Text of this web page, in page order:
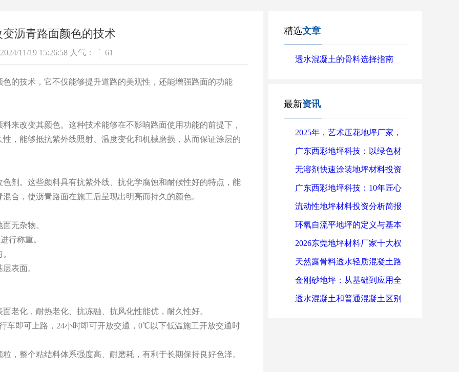
沥青路面颜色的技术
11/19 15:26:58 人气： 61
的技术，它不仅能够提升道路的美观性，还能增强路面的功能
来改变其颜色。这种技术能够在不影响路面使用功能的前提下，
，能够抵抗紫外线照射、温度变化和机械磨损，从而保证涂层的
剂。这些颜料具有抗紫外线、抗化学腐蚀和耐候性好的特点，能
合，使沥青路面在施工后呈现出明亮而持久的颜色。
无杂物。
行称重。
表面。
老化，耐热老化、抗冻融、抗风化性能优，耐久性好。
车即可上路，24小时即可开放交通，0℃以下低温施工开放交通时
，整个粘结料体系强度高、耐磨耗，有利于长期保持良好色泽。
精选文章
​透水混凝土的骨料选择指南
最新资讯
2025年，艺术压花地坪厂家，
怎么赚到100万？
广东西彩地坪科技：以绿色材
料筑造健康运动空间，诠释行
业标杆实力
无溶剂快速涂装地坪材料投资
分析简报
广东西彩地坪科技：10年匠心
打造800+工程项目，看这三家
企业如何实现地面焕新升级
流动性地坪材料投资分析简报
环氧自流平地坪的定义与基本
原理
2026东莞地坪材料厂家十大权
威榜单：谁是“智能制造”与“海
绵城市”地坪方案的掌舵者？
天然露骨料透水轻质混凝土路
面施工工法
金刚砂地坪：从基础到应用全
解析
透水混凝土和普通混凝土区别